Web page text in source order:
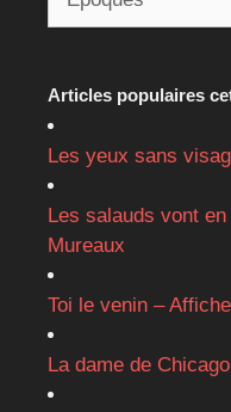
Articles populaires
Les yeux sans
Les salauds vont
Mureaux
Toi le venin –
La dame de